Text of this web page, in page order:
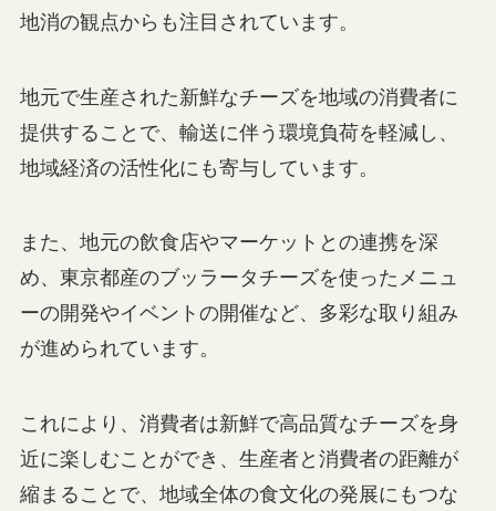
地消の観点からも注目されています。
地元で生産された新鮮なチーズを地域の消費者に
提供することで、輸送に伴う環境負荷を軽減し、
地域経済の活性化にも寄与しています。
また、地元の飲食店やマーケットとの連携を深
め、東京都産のブッラータチーズを使ったメニュ
ーの開発やイベントの開催など、多彩な取り組み
が進められています。
これにより、消費者は新鮮で高品質なチーズを身
近に楽しむことができ、生産者と消費者の距離が
縮まることで、地域全体の食文化の発展にもつな